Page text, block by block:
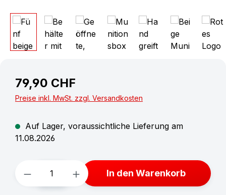
79,90 CHF
Preise inkl. MwSt. zzgl. Versandkosten
Auf Lager, voraussichtliche Lieferung am
11.08.2026
Produkt Anzahl: Gib den
In den Warenkorb